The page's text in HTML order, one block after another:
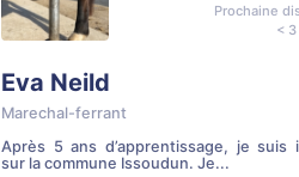
Prochaine
<
Eva Neild
Marechal-ferrant
Après 5 ans d’apprentissage, je suis
sur la commune Issoudun. Je...